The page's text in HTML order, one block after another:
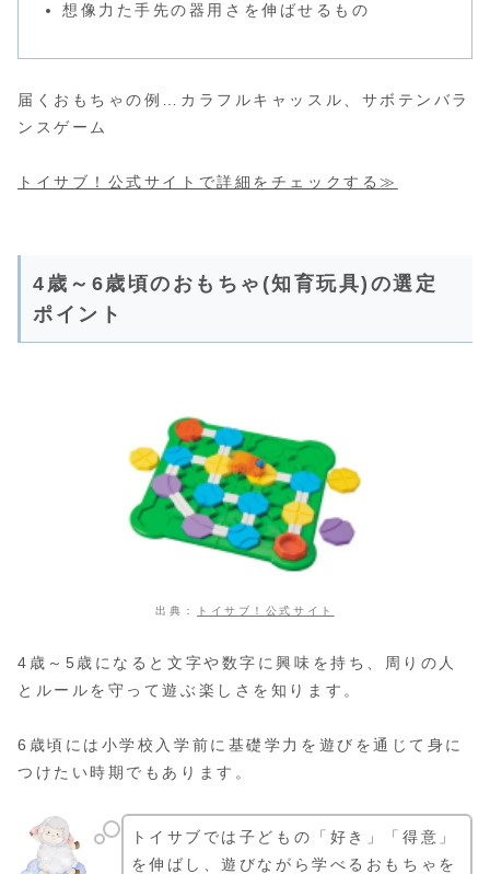
想像力た手先の器用さを伸ばせるもの
届くおもちゃの例…カラフルキャッスル、サボテンバラ
ンスゲーム
トイサブ！公式サイトで詳細をチェックする≫
4歳～6歳頃のおもちゃ(知育玩具)の選定
ポイント
出典： トイサブ！公式サイト
4歳～5歳になると文字や数字に興味を持ち、周りの人
とルールを守って遊ぶ楽しさを知ります。
6歳頃には小学校入学前に基礎学力を遊びを通じて身に
つけたい時期でもあります。
トイサブでは子どもの「好き」「得意」
を伸ばし、遊びながら学べるおもちゃを